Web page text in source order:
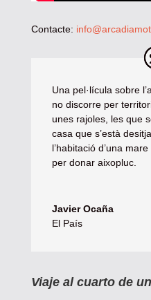
Contacte:
Una pel·lícula sobre
no discorre per
unes rajoles, les que
casa que s’està
l’habitació d’una
per donar aixopluc.
Javier Ocaña
El País
Viaje al cuarto de